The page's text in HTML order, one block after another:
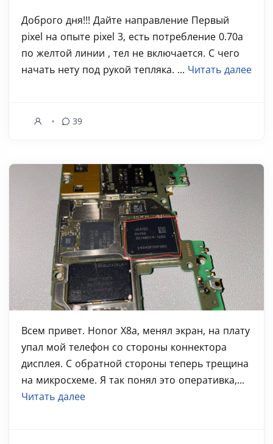
Доброго дня!!! Дайте направление Первый
pixel на опыте pixel 3, есть потребление 0.70а
по желтой линии , тел не включается. С чего
начать нету под рукой тепляка. ... Читать далее
39
Всем привет. Honor X8a, менял экран, на плату
упал мой телефон со стороны коннектора
дисплея. С обратной стороны теперь трещина
на микросхеме. Я так понял это оперативка,...
Читать далее